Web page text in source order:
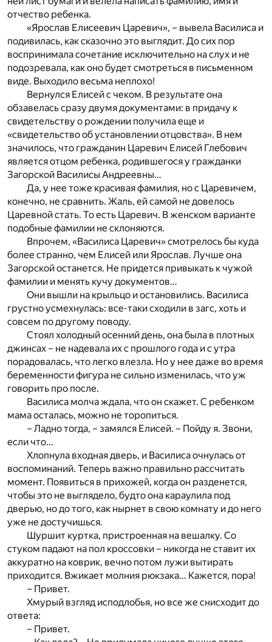
отчество ребенка.
«Ярослав Елисеевич Царевич», – вывела Василиса и
подивилась, как сказочно это выглядит. До сих пор
воспринимала сочетание исключительно на слух и не
подозревала, как оно будет смотреться в письменном
виде. Выходило весьма неплохо!
Вернулся Елисей с чеком. В результате она
обзавелась сразу двумя документами: в придачу к
свидетельству о рождении получила еще и
«свидетельство об установлении отцовства». В нем
значилось, что гражданин Царевич Елисей Глебович
является отцом ребенка, родившегося у гражданки
Загорской Василисы Андреевны…
Да, у нее тоже красивая фамилия, но с Царевичем,
конечно, не сравнить. Жаль, ей самой не довелось
Царевной стать. То есть Царевич. В женском варианте
подобные фамилии не склоняются.
Впрочем, «Василиса Царевич» смотрелось бы куда
более странно, чем Елисей или Ярослав. Лучше она
Загорской останется. Не придется привыкать к чужой
фамилии и менять кучу документов…
Они вышли на крыльцо и остановились. Василиса
грустно усмехнулась: все-таки сходили в загс, хоть и
совсем по другому поводу.
Стоял холодный осенний день, она была в плотных
джинсах – не надевала их с прошлого года и с утра
порадовалась, что легко влезла. Но у нее даже во время
беременности фигура не сильно изменилась, что уж
говорить про после.
Василиса молча ждала, что он скажет. С ребенком
мама осталась, можно не торопиться.
– Ладно тогда, – замялся Елисей. – Пойду я. Звони,
если что…
Хлопнула входная дверь, и Василиса очнулась от
воспоминаний. Теперь важно правильно рассчитать
момент. Появиться в прихожей, когда он разденется,
чтобы это не выглядело, будто она караулила под
дверью, но до того, как нырнет в свою комнату и до него
уже не достучишься.
Шуршит куртка, пристроенная на вешалку. Со
стуком падают на пол кроссовки – никогда не ставит их
аккуратно на коврик, вечно потом лужи вытирать
приходится. Вжикает молния рюкзака… Кажется, пора!
– Привет.
Хмурый взгляд исподлобья, но все же снисходит до
ответа:
– Привет.